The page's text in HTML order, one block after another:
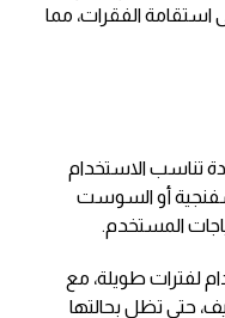
الفقرات، مما
تناسب الاستخدام
أو السوست
المستخدم.
لفترات طويلة، مع
حتى تظل بحالتها